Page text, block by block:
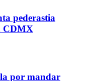
pederastia
CDMX
por mandar